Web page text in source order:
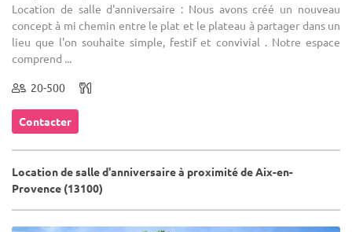
Location de salle d'anniversaire : Nous avons créé un nouveau
concept à mi chemin entre le plat et le plateau à partager dans un
lieu que l'on souhaite simple, festif et convivial . Notre espace
comprend ...
20-500
Contacter
Location de salle d'anniversaire à proximité de Aix-en-
Provence (13100)